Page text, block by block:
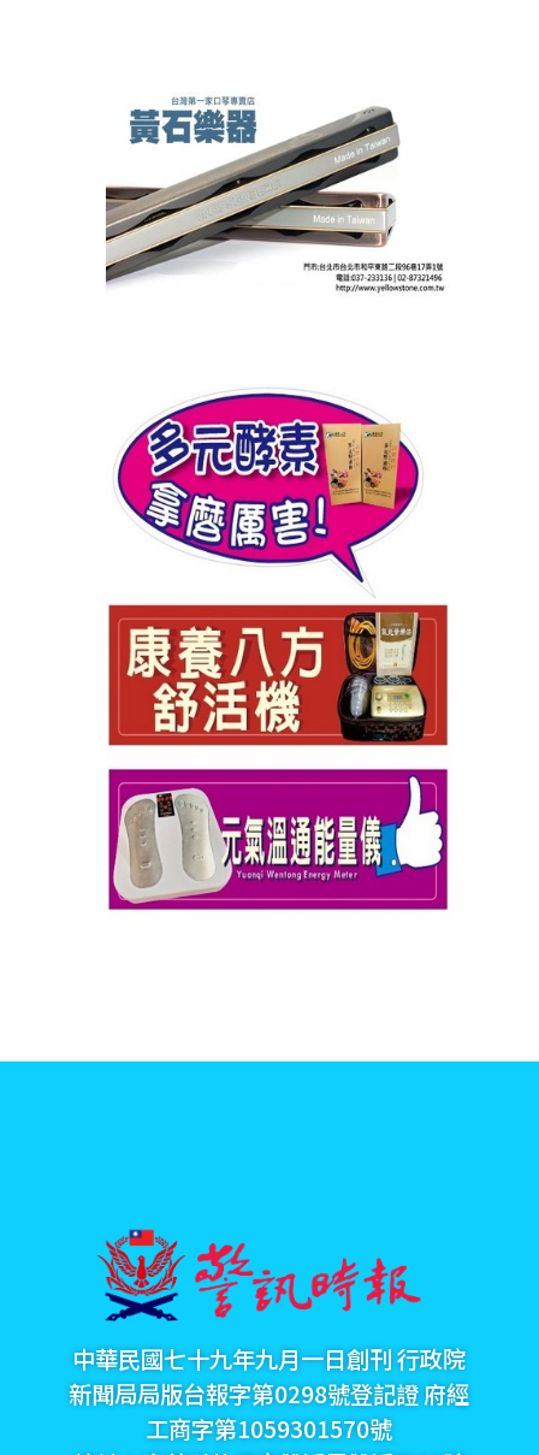
中華民國七十九年九月一日創刊 行政院
新聞局局版台報字第0298號登記證 府經
工商字第1059301570號